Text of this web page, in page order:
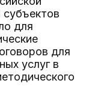
для
для
услуг в